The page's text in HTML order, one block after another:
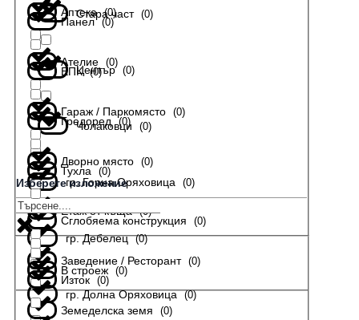
Стара част (0)
Център (0)
Чолаковци (0)
гр. Горна Оряховица (0)
гр. Дебелец (0)
гр. Долна Оряховица (0)
Аптека (0)
Ателие (0)
Гараж / Паркомясто (0)
Дворно място (0)
Етаж от къща (0)
Заведение / Ресторант (0)
Земеделска земя (0)
Панел (0)
ЕПК (0)
Гредоред (0)
Тухла (0)
Сглобяема конструкция (0)
В строеж (0)
Изберете изложение
Изток (0)